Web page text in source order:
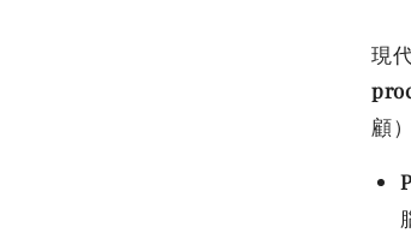
現
顧